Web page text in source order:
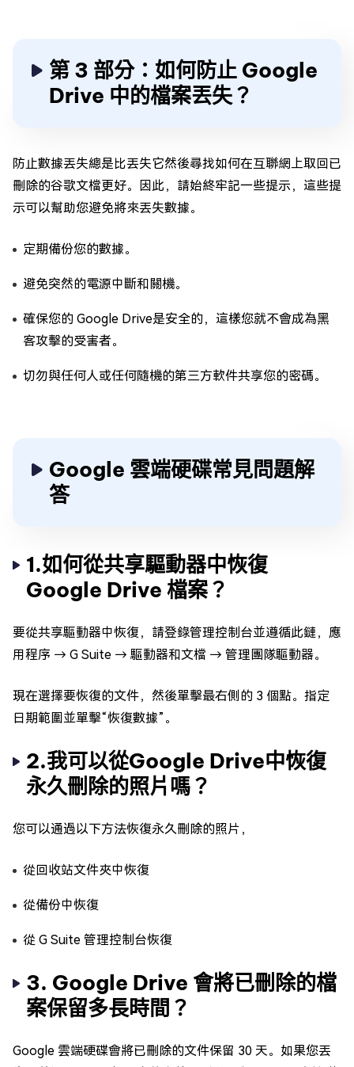
第 3 部分：如何防止 Google
Drive 中的檔案丟失？
防止數據丟失總是比丟失它然後尋找如何在互聯網上取回已
刪除的谷歌文檔更好。因此，請始終牢記一些提示，這些提
示可以幫助您避免將來丟失數據。
定期備份您的數據。
避免突然的電源中斷和關機。
確保您的 Google Drive是安全的，這樣您就不會成為黑
客攻擊的受害者。
切勿與任何人或任何隨機的第三方軟件共享您的密碼。
Google 雲端硬碟常見問題解
答
1.如何從共享驅動器中恢復
Google Drive 檔案？
要從共享驅動器中恢復，請登錄管理控制台並遵循此鏈，應
用程序 → G Suite → 驅動器和文檔 → 管理團隊驅動器。
現在選擇要恢復的文件，然後單擊最右側的 3 個點。指定
日期範圍並單擊“恢復數據”。
2.我可以從Google Drive中恢復
永久刪除的照片嗎？
您可以通過以下方法恢復永久刪除的照片，
從回收站文件夾中恢復
從備份中恢復
從 G Suite 管理控制台恢復
3. Google Drive 會將已刪除的檔
案保留多長時間？
Google 雲端硬碟會將已刪除的文件保留 30 天。如果您丟